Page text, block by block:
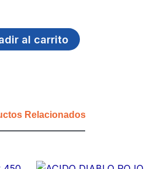
al carrito
Relacionados